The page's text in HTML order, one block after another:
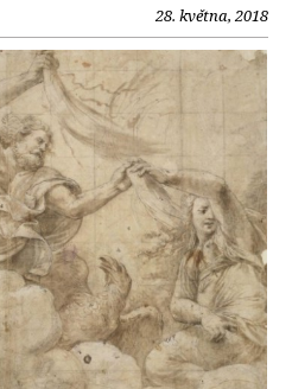
28. května, 2018